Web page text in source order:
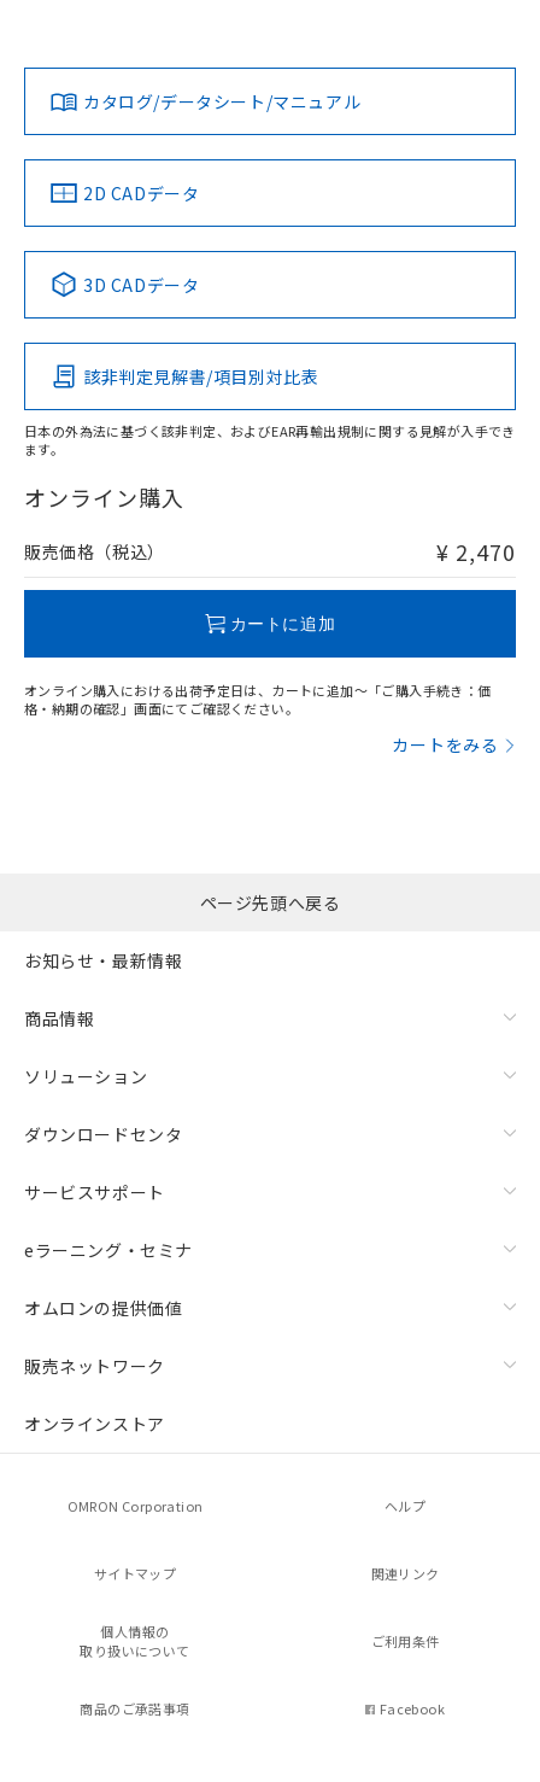
ダウンロードデータをご利用いただく前に、以下を必ずお読
みください。
ソフトウェアの使用条件
対応済み
中国 RoHS 注意事項・凡例
Pb Hg Cd Cr(VI)
O
在庫等で未対応品が混在する可能性があります。
問い合わせください。
LR型式承認
（イギリス
船舶規格）
DNV型式承認
（ノルウェー
BV型式承認
（フランス
KR型式
（韓国
No No No No
この製品の規格認証/適合状況ページへ
その他の認証はこちらのページからご検索ください
カタログ/データシート/マニュアル
2D CADデータ
3D CADデータ
該非判定見解書/項目別対比表
日本の外為法に基づく該非判定、およびEAR再輸出規制に関する見解が入手でき
ます。
オンライン購入
販売価格（税込） ¥ 2,470
カートに追加
オンライン購入における出荷予定日は、カートに追加～「ご購入手続き：価
格・納期の確認」画面にてご確認ください。
カートをみる
ページ先頭へ戻る
お知らせ・最新情報
商品情報
ソリューション
ダウンロードセンタ
サービスサポート
eラーニング・セミナ
オムロンの提供価値
販売ネットワーク
オンラインストア
OMRON Corporation ヘルプ
サイトマップ 関連リンク
個人情報の
取り扱いについて
ご利用条件
商品のご承諾事項 Facebook